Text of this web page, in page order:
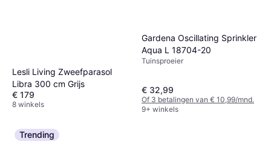
1 winkel
Lesli Living Zweefparasol
Libra 300 cm Grijs
€ 179
8 winkels
Gardena Oscillating Sprinkler
Aqua L 18704-20
Tuinsproeier
€ 32,99
Of 3 betalingen van € 10,99/mnd.
9+ winkels
Trending